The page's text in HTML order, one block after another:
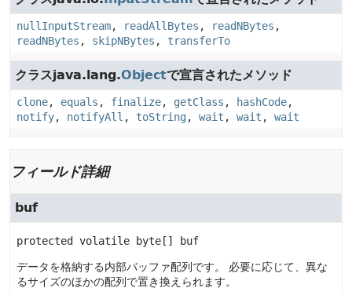
nullInputStream, readAllBytes , readNBytes ,
readNBytes , skipNBytes , transferTo
クラスjava.lang.Objectで宣言されたメソッド
clone, equals , finalize, getClass , hashCode,
notify, notifyAll , toString, wait , wait , wait
フィールド詳細
buf
protected volatile byte[] buf
データを格納する内部バッファ配列です。
必要に応じて、異な
るサイズのほかの配列で置き換えられます。